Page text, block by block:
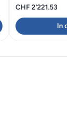
CHF2'221.53
In